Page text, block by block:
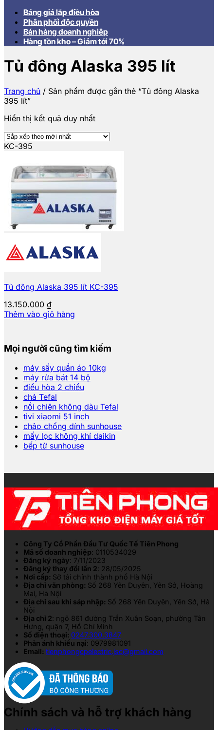
Bảng giá lắp điều hòa
Phân phối độc quyền
Bán hàng doanh nghiệp
Hàng tồn kho – Giảm tới 70%
Tủ đông Alaska 395 lít
Trang chủ / Sản phẩm được gắn thẻ “Tủ đông Alaska
395 lít”
Hiển thị kết quả duy nhất
KC-395
Tủ đông Alaska 395 lít KC-395
13.150.000 ₫
Thêm vào giỏ hàng
Mọi người cũng tìm kiếm
máy sấy quần áo 10kg
máy rửa bát 14 bộ
điều hòa 2 chiều
chả Tefal
nồi chiên không dàu Tefal
tivi xiaomi 51 inch
chảo chống dính sunhouse
mấy lọc không khí daikin
bếp từ sunhouse
Công Ty Cổ Phần Đầu Tư Quốc Tế Tiên Phong
Mã số doanh nghiệp: 0110534029
Đăng ký ngày: 7/11/2023
Đăng ký thay đổi lần 2: 28/05/2025
Nơi cấp: Sở tài chính thành phố Hà Nội
Địa chỉ văn phòng: Số 268 Yên Duyên, Yên Sở, Hoàng
Mai, Hà Nội
Địa chỉ sau khi sáp nhập: Số 268 Yên Duyên, Yên Sở, Hà
Nội
Địa chỉ 2: ngõ 861 đường Trần Xuân Soạn, phường Tân
Hưng, quận 7, Hồ Chí Minh
Số điện thoại: 0247.300.3847
Phản ánh khiếu nại: 0979981091
Email: tienphongcpelectric.jsc@gmail.com
Chính sách và hỗ trợ khách hàng